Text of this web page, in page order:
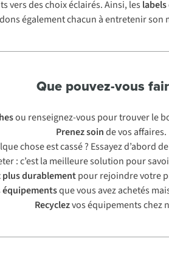
vers des choix éclairés. Ainsi, les
également chacun à entretenir
Que pouvez-vous
ou renseignez-vous pour trouver le
Prenez soinde vos affaires.
chose est cassé ? Essayez d’abord
: c’est la meilleure solution pour
plus durablementpour rejoindre votre
équipementsque vous avez achetés
Recyclezvos équipements chez